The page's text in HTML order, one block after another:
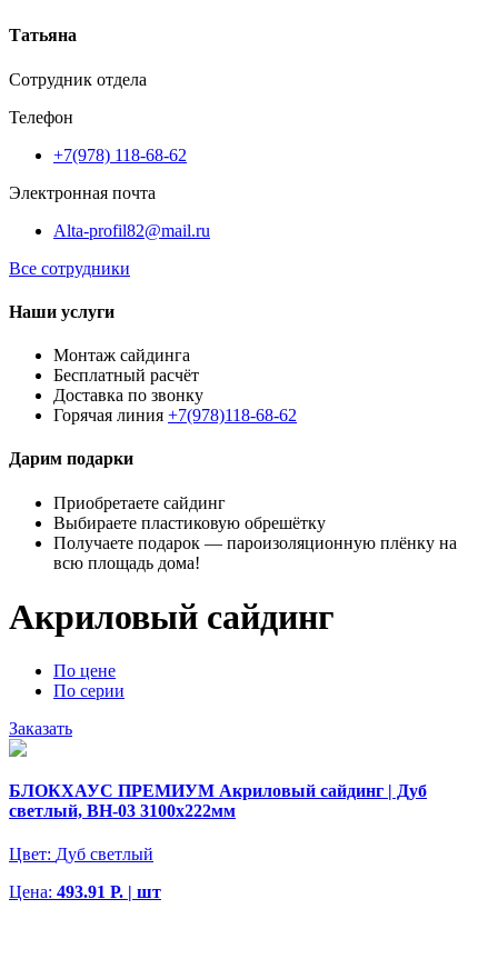
Татьяна
Сотрудник отдела
Телефон
+7(978) 118-68-62
Электронная почта
Alta-profil82@mail.ru
Все сотрудники
Наши услуги
Монтаж сайдинга
Бесплатный расчёт
Доставка по звонку
Горячая линия +7(978)118-68-62
Дарим подарки
Приобретаете сайдинг
Выбираете пластиковую обрешётку
Получаете подарок — пароизоляционную плёнку на
всю площадь дома!
Акриловый сайдинг
По цене
По серии
Заказать
БЛОКХАУС ПРЕМИУМ Акриловый сайдинг | Дуб
светлый, ВН-03 3100х222мм
Цвет: Дуб светлый
Цена: 493.91 Р. | шт